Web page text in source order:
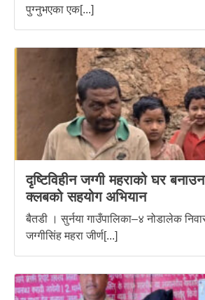
पुग्नुभएका एक[...]
दृष्टिविहीन जग्गी महराको घर
क्लबको सहयोग अभियान
बैतडी । सुर्नया गाउँपालिका–४ नोडालेक
जग्गीसिंह महरा जीर्ण[...]